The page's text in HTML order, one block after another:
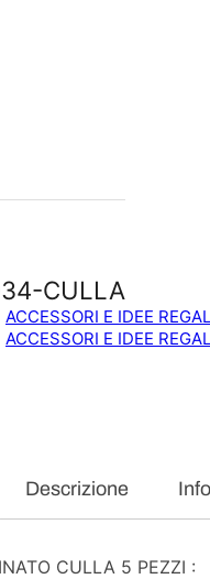
CULLA
ACCESSORI E IDEE
ACCESSORI E IDEE
Descrizione
CULLA 5 PEZZI :